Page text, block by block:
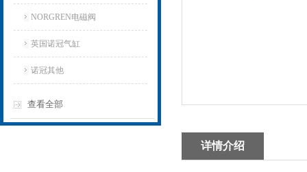
NORGREN电磁阀
英国诺冠气缸
诺冠其他
查看全部
详情介绍